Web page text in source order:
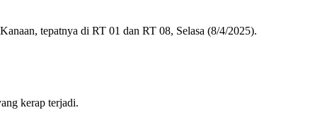
tepatnya di RT 01 dan RT 08, Selasa (8/4/2025).
kerap terjadi.